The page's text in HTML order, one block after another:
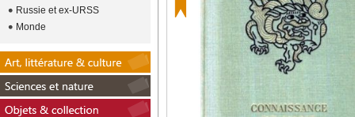
Russie et ex-URSS
Monde